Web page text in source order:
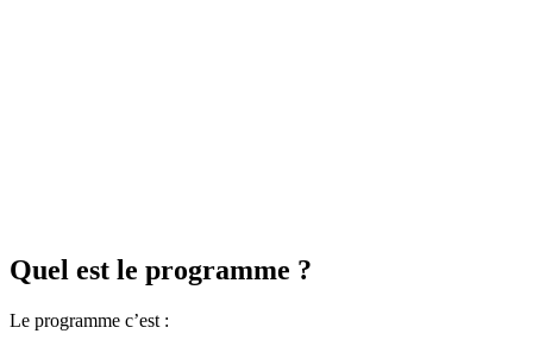
Quel est le programme ?
Le programme c’est :